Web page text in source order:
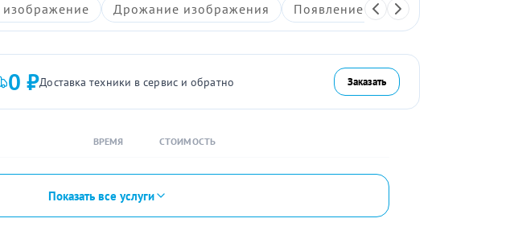
изображение Дрожание изображения Появление артефактов на
0 ₽Доставка техники в сервис и обратно Заказать
ВРЕМЯ СТОИМОСТЬ
Показать все услуги